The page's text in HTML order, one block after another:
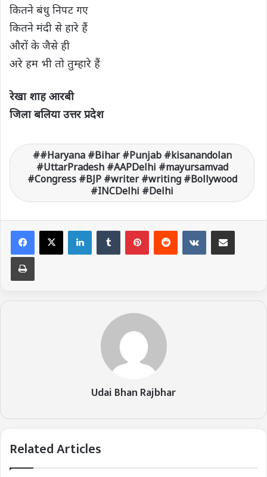
कितने बंधु निपट गए
कितने मंदी से हारे हैं
औरों के जैसे ही
अरे हम भी तो तुम्हारे हैं
रेखा शाह आरबी
जिला बलिया उत्तर प्रदेश
#Haryana #Bihar #Punjab #kisanandolan
#UttarPradesh #AAPDelhi #mayursamvad
#Congress #BJP #writer #writing #Bollywood
#INCDelhi #Delhi
LinkedIn VKontakte
Udai Bhan Rajbhar
Related Articles